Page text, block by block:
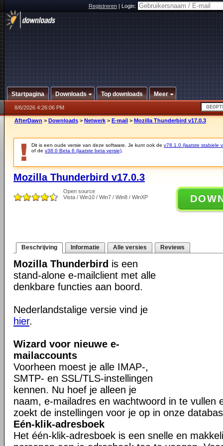
Registreren|Login:
Startpagina Downloads Top downloads Meer
8/6/2026 4:26:06 PM
AfterDawn > Downloads > Netwerk > E-mail > Mozilla Thunderbird v17.0.3
Dit is een oude versie van deze software. Je kunt ook de v78.1.0 (laatste stabiele
of de v38.0 Beta 6 (laatste beta versie)
Mozilla Thunderbird v17.0.3
Open source
Vista / Win10 / Win7 / Win8 / WinXP
Beschrijving Informatie Alle versies Reviews
Mozilla Thunderbird is een
stand-alone e-mailclient met alle
denkbare functies aan boord.
Nederlandstalige versie vind je
hier.
Wizard voor nieuwe e-
mailaccounts
Voorheen moest je alle IMAP-,
SMTP- en SSL/TLS-instellingen
kennen. Nu hoef je alleen je
naam, e-mailadres en wachtwoord in te vullen
zoekt de instellingen voor je op in onze
Eén-klik-adresboek
Het één-klik-adresboek is een snelle en